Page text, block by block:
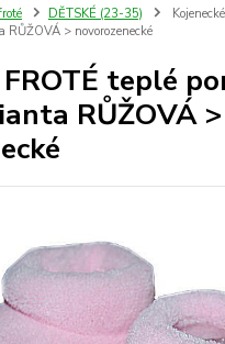
DĚTSKÉ (23-35)
> novorozenecké
teplé
RŮŽOVÁ >